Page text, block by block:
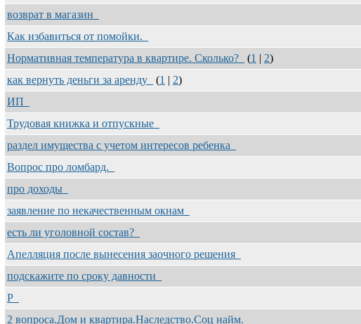
возврат в магазин
Как избавиться от помойки.
Нормативная температура в квартире. Сколько?
(1 | 2)
как вернуть деньги за аренду
(1 | 2)
ИП
Трудовая книжка и отпускные
раздел имущества с учетом интересов ребенка
Вопрос про ломбард.
про доходы
заявление по некачественным окнам
есть ли уголовной состав?
Апелляция после вынесения заочного решения
подскажите по сроку давности
Р
2 вопроса.Дом и квартира.Наследство.Соц найм.